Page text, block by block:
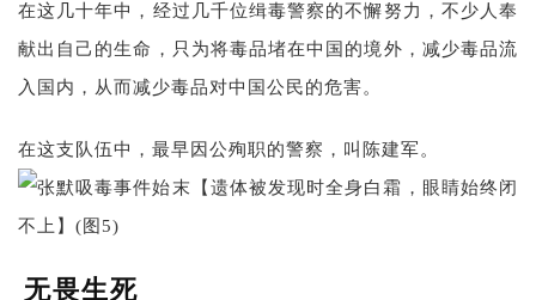
在这几十年中，经过几千位缉毒警察的不懈努力，不少人奉
献出自己的生命，只为将毒品堵在中国的境外，减少毒品流
入国内，从而减少毒品对中国公民的危害。
在这支队伍中，最早因公殉职的警察，叫陈建军。
无畏生死